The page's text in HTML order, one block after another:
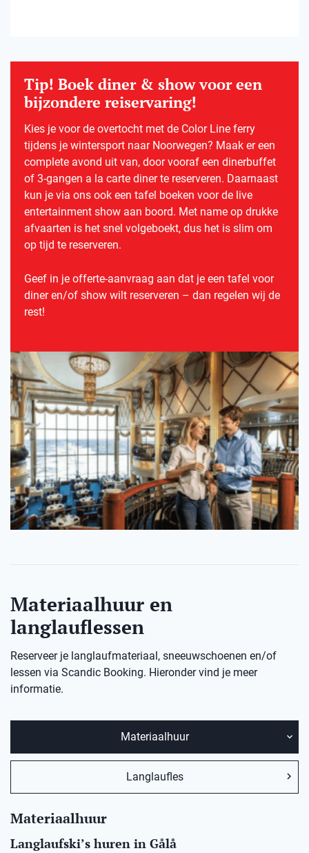
Tip! Boek diner & show voor een
bijzondere reiservaring!
Kies je voor de overtocht met de Color Line ferry
tijdens je wintersport naar Noorwegen? Maak er een
complete avond uit van, door vooraf een dinerbuffet
of 3-gangen a la carte diner te reserveren. Daarnaast
kun je via ons ook een tafel boeken voor de live
entertainment show aan boord. Met name op drukke
afvaarten is het snel volgeboekt, dus het is slim om
op tijd te reserveren.
Geef in je offerte-aanvraag aan dat je een tafel voor
diner en/of show wilt reserveren – dan regelen wij de
rest!
Materiaalhuur en
langlauflessen
Reserveer je langlaufmateriaal, sneeuwschoenen en/of
lessen via Scandic Booking. Hieronder vind je meer
informatie.
Materiaalhuur
Langlaufles
Materiaalhuur
Langlaufski’s huren in Gålå